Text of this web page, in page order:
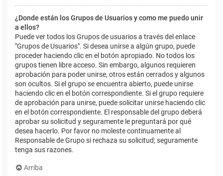
¿Donde están los Grupos de Usuarios y como me puedo unir
a ellos?
Puede ver todos los Grupos de usuarios a través del enlace
"Grupos de Usuarios". Si desea unirse a algún grupo, puede
proceder haciendo clic en el botón apropiado. No todos los
grupos tienen libre acceso. Sin embargo, algunos requieren
aprobación para poder unirse, otros están cerrados y algunos
son ocultos. Si el grupo se encuentra abierto, puede unirse
haciendo clic en el botón correspondiente. Si el grupo requiere
de aprobación para unirse, puede solicitar unirse haciendo clic
en el botón correspondiente. El responsable del grupo deberá
aprobar su solicitud y seguramente le preguntará por qué
desea hacerlo. Por favor no moleste continuamente al
Responsable de Grupo si rechaza su solicitud; seguramente
tenga sus razones.
Arriba